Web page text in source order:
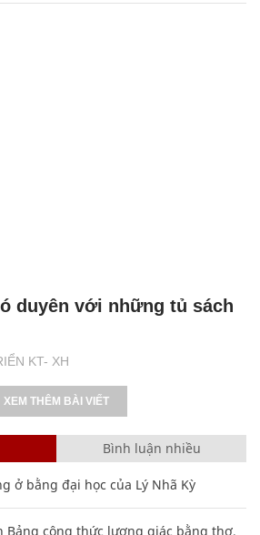
KT- XH
duyên với những tủ sách
XEM THÊM BÀI VIẾT
Bình luận nhiều
ở bằng đại học của Lý Nhã Kỳ
Bảng công thức lượng giác bằng thơ,